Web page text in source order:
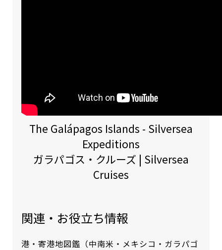
The Galápagos Islands - Silversea
Expeditions
ガラパゴス・クルーズ | Silversea
Cruises
関連・お役立ち情報
港・寄港地図鑑（中南米・メキシコ・ガラパゴ